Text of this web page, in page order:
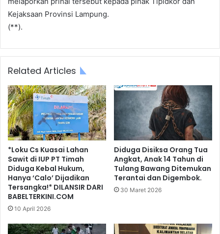
Kejaksaan Provinsi Lampung.
(**).
Related Articles
*Loku Cs Kuasai Lahan
Sawit di IUP PT Timah
Diduga Kebal Hukum,
Hanya ‘Calo’ Dijadikan
Tersangka!* DILANSIR DARI
BABELTERKINI.COM
10 April 2026
Diduga Disiksa Orang Tua
Angkat, Anak 14 Tahun di
Tulang Bawang Ditemukan
Terantai dan Digembok.
30 Maret 2026